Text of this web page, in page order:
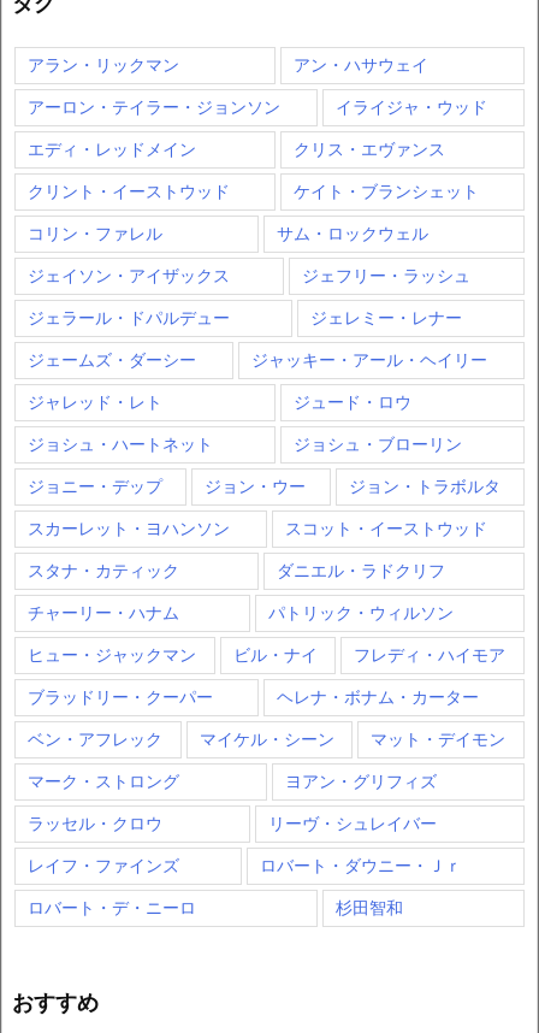
アラン・リックマン アン・ハサウェイ
アーロン・テイラー・ジョンソン イライジャ・ウッド
エディ・レッドメイン クリス・エヴァンス
クリント・イーストウッド ケイト・ブランシェット
コリン・ファレル サム・ロックウェル
ジェイソン・アイザックス ジェフリー・ラッシュ
ジェラール・ドパルデュー ジェレミー・レナー
ジェームズ・ダーシー ジャッキー・アール・ヘイリー
ジャレッド・レト ジュード・ロウ
ジョシュ・ハートネット ジョシュ・ブローリン
ジョニー・デップ ジョン・ウー ジョン・トラボルタ
スカーレット・ヨハンソン スコット・イーストウッド
スタナ・カティック ダニエル・ラドクリフ
チャーリー・ハナム パトリック・ウィルソン
ヒュー・ジャックマン ビル・ナイ フレディ・ハイモア
ブラッドリー・クーパー ヘレナ・ボナム・カーター
ベン・アフレック マイケル・シーン マット・デイモン
マーク・ストロング ヨアン・グリフィズ
ラッセル・クロウ リーヴ・シュレイバー
レイフ・ファインズ ロバート・ダウニー・Ｊｒ
ロバート・デ・ニーロ 杉田智和
おすすめ